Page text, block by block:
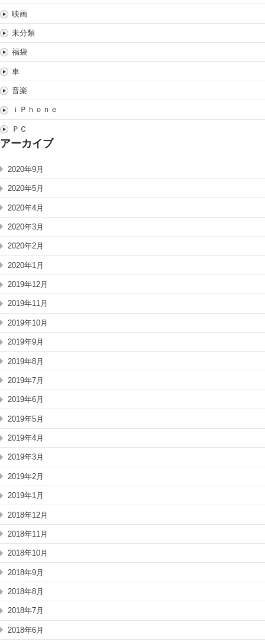
映画
未分類
福袋
車
音楽
ｉＰｈｏｎｅ
ＰＣ
アーカイブ
2020年9月
2020年5月
2020年4月
2020年3月
2020年2月
2020年1月
2019年12月
2019年11月
2019年10月
2019年9月
2019年8月
2019年7月
2019年6月
2019年5月
2019年4月
2019年3月
2019年2月
2019年1月
2018年12月
2018年11月
2018年10月
2018年9月
2018年8月
2018年7月
2018年6月